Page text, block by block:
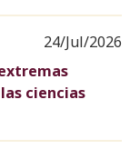
24/Jul/2026
ciencias